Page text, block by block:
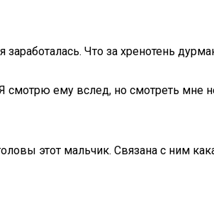
Что за хренотень
ему вслед, но смотреть мне
этот мальчик. Связана с ним